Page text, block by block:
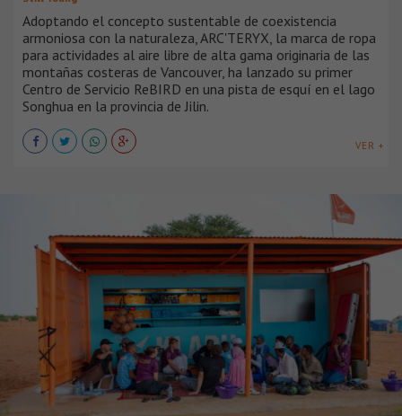
Adoptando el concepto sustentable de coexistencia
armoniosa con la naturaleza, ARC'TERYX, la marca de ropa
para actividades al aire libre de alta gama originaria de las
montañas costeras de Vancouver, ha lanzado su primer
Centro de Servicio ReBIRD en una pista de esquí en el lago
Songhua en la provincia de Jilin.
VER +